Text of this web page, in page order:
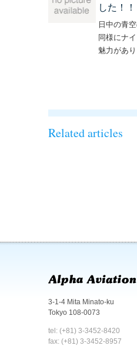
した！！
日中の青
同様にナ
魅力があ
Related articles
3-1-4 Mita Minato-ku
Tokyo 108-0073
tel: (+81) 3-3452-8420
fax: (+81) 3-3452-8957